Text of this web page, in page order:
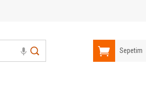
Sepetim